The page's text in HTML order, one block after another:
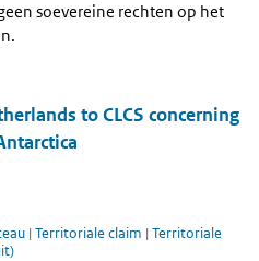
soevereine rechten op het
to CLCS concerning
| Territoriale claim | Territoriale